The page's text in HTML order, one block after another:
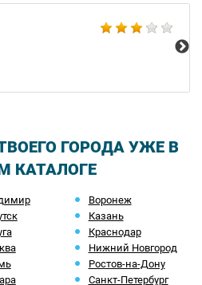
ГОРОДА УЖЕ В
КАТАЛОГЕ
Воронеж
Казань
Краснодар
Нижний Новгород
Ростов-на-Дону
Санкт-Петербург